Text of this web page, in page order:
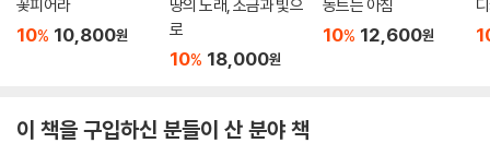
꽃피어라
10% 10,800원
땅의 노래, 소금과 빛으
로
10% 18,000원
동트는 아침
10% 12,600원
이 책을 구입하신 분들이 산 분야 책